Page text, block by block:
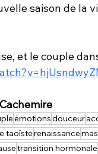
saison de la
et le couple
émotionsdouceur
taoïsterenaissance
transition hormonale